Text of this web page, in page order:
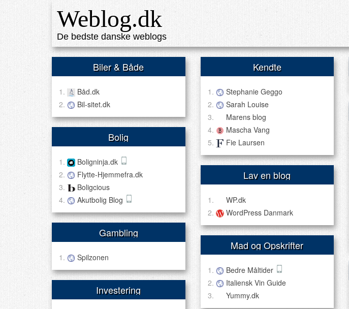
Weblog.dk
De bedste danske weblogs
Biler & Både
Båd.dk
Bil-sitet.dk
Bolig
Boligninja.dk
Flytte-Hjemmefra.dk
Boligcious
Akutbolig Blog
Gambling
Spilzonen
Investering
Kendte
Stephanie Geggo
Sarah Louise
Marens blog
Mascha Vang
Fie Laursen
Lav en blog
WP.dk
WordPress Danmark
Mad og Opskrifter
Bedre Måltider
Italiensk Vin Guide
Yummy.dk